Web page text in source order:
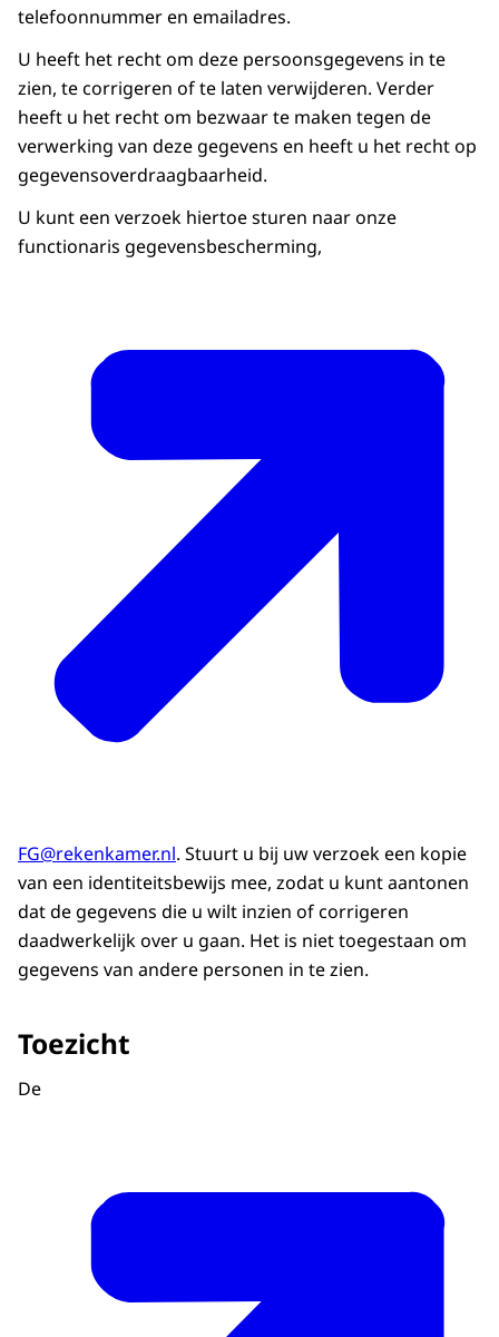
telefoonnummer en emailadres.
U heeft het recht om deze persoonsgegevens in te
zien, te corrigeren of te laten verwijderen. Verder
heeft u het recht om bezwaar te maken tegen de
verwerking van deze gegevens en heeft u het recht op
gegevensoverdraagbaarheid.
U kunt een verzoek hiertoe sturen naar onze
functionaris gegevensbescherming,
FG@rekenkamer.nl. Stuurt u bij uw verzoek een kopie
van een identiteitsbewijs mee, zodat u kunt aantonen
dat de gegevens die u wilt inzien of corrigeren
daadwerkelijk over u gaan. Het is niet toegestaan om
gegevens van andere personen in te zien.
Toezicht
De